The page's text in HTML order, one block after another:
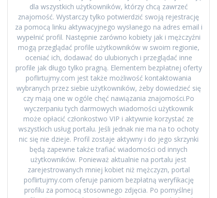
dla wszystkich użytkowników, którzy chcą zawrzeć
znajomość. Wystarczy tylko potwierdzić swoją rejestrację
za pomocą linku aktywacyjnego wysłanego na adres email i
wypełnić profil. Następnie zarówno kobiety jak i mężczyźni
mogą przeglądać profile użytkowników w swoim regionie,
oceniać ich, dodawać do ulubionych i przeglądać inne
profile jak długo tylko pragną. Elementem bezpłatnej oferty
poflirtujmy.com jest także możliwość kontaktowania
wybranych przez siebie użytkowników, żeby dowiedzieć się
czy mają one w ogóle chęć nawiązania znajomości.Po
wyczerpaniu tych darmowych wiadomości użytkownik
może opłacić członkostwo VIP i aktywnie korzystać ze
wszystkich usług portalu. Jeśli jednak nie ma na to ochoty
nic się nie dzieje. Profil zostaje aktywny i do jego skrzynki
będą zapewne także trafiać wiadomości od innych
użytkowników. Ponieważ aktualnie na portalu jest
zarejestrowanych mniej kobiet niż mężczyzn, portal
poflirtujmy.com oferuje paniom bezpłatną weryfikację
profilu za pomocą stosownego zdjęcia. Po pomyślnej